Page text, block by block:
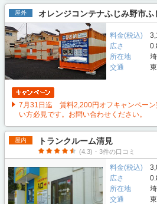
屋外 オレンジコンテナふじみ野市ふ
料金(税込)
広さ
所在地
交通
7月31日迄 賃料2,200円オフキャンペーン
い方必見です。お問い合わせください。
屋内 トランクルーム清見
(4.3)・3件の口コミ
料金(税込)
広さ
所在地
交通